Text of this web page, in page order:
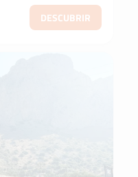
DESCUBRIR